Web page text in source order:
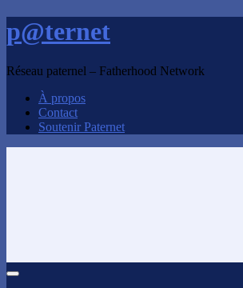
p@ternet
Réseau paternel – Fatherhood Network
À propos
Contact
Soutenir Paternet